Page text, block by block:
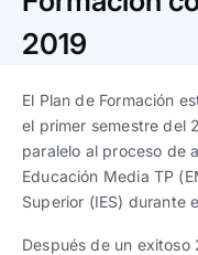
Trabaja con
Ver todas
Ver todas
2019
El Plan de Formación
el primer semestre del
paralelo al proceso de
Educación Media TP
Superior (IES) durante
Después de un